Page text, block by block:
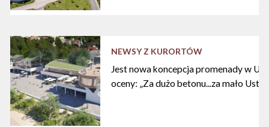
NEWSY Z KURORTÓW
Jest nowa koncepcja promenady w
oceny: „Za dużo betonu...za mało